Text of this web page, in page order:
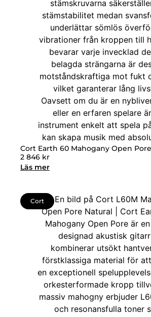
Cort Earth 60 Mahogany Open
2 846 kr
Läs mer
Cort